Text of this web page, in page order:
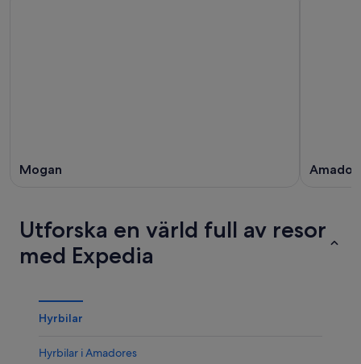
Mogan
Utforska en värld full av resor
med Expedia
Hyrbilar
Hyrbilar i Amadores